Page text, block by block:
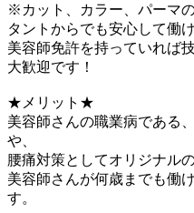
※カット、カラー、パーマ
タントからでも安心して働け
美容師免許を持っていれば
大歓迎です！
★メリット★
美容師さんの職業病である
や、
腰痛対策としてオリジナル
美容師さんが何歳までも働
す。